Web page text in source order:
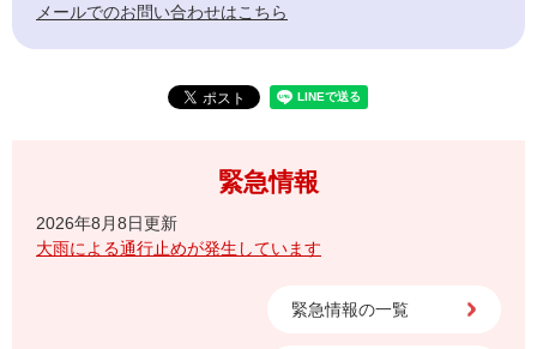
メールでのお問い合わせはこちら
緊急情報
2026年8月8日更新
大雨による通行止めが発生しています
緊急情報の一覧